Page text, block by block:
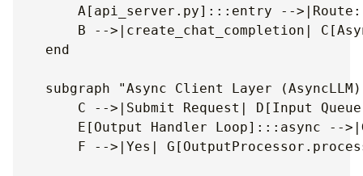
A[api_server.py]:::entry --
B -->|create_chat_completion|
    end
subgraph "Async Client Layer
C -->|Submit Request| D[Input
E[Output Handler Loop]:::async --
F -->|Yes|